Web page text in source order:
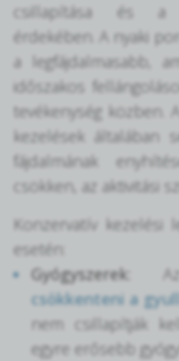
csillapítása és a
érdekében. A nyaki
a legfájdalmasabb,
időszakos
tevékenység közben.
kezelések általában
fájdalmának
csökken, az aktivitási
Konzervatív kezelési
esetén:
Gyógyszerek:
Az
csökkenteni a
nem csillapítják
egyre erősebb